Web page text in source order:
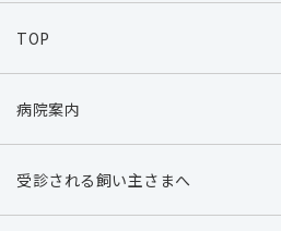
TOP
病院案内
受診される飼い主さまへ